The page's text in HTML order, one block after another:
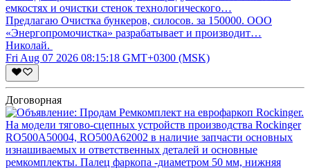
Предлагаю Очистка бункеров, силосов. за 150000. ООО
«Энергопромочистка» разрабатывает и производит…
Николай.
Fri Aug 07 2026 08:15:18 GMT+0300 (MSK)
Договорная